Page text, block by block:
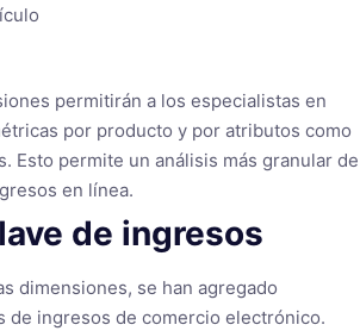
permitirán a los especialistas en
por producto y por atributos como
Esto permite un análisis más granular de
en línea.
de ingresos
dimensiones, se han agregado
de ingresos de comercio electrónico.